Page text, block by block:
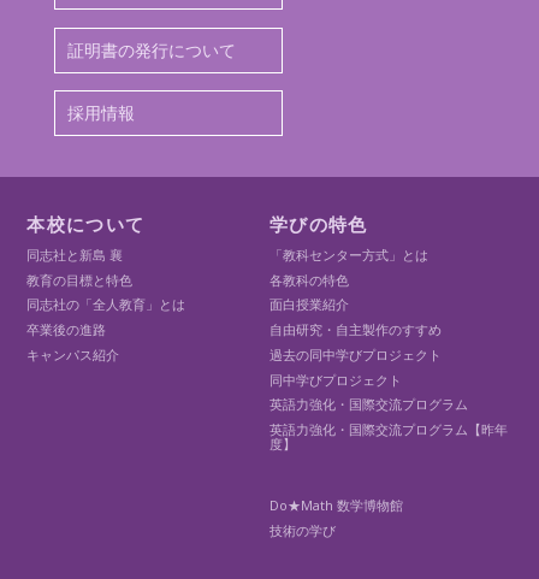
証明書の発行について
採用情報
本校について
同志社と新島 襄
教育の目標と特色
同志社の「全人教育」とは
卒業後の進路
キャンパス紹介
学びの特色
「教科センター方式」とは
各教科の特色
面白授業紹介
自由研究・自主製作のすすめ
過去の同中学びプロジェクト
同中学びプロジェクト
英語力強化・国際交流プログラム
英語力強化・国際交流プログラム【昨年
度】
Do★Math 数学博物館
技術の学び